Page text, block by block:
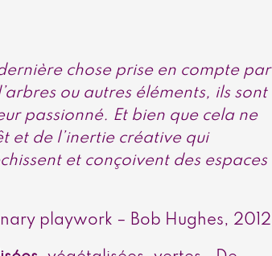
chose prise en compte par
ou autres éléments, ils sont
passionné. Et bien que cela ne
et de l’inertie créative qui
et conçoivent des espaces
playwork – Bob Hughes, 2012